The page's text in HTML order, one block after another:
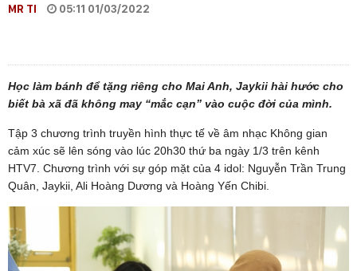
MR TI 05:11 01/03/2022
Học làm bánh để tặng riêng cho Mai Anh, Jaykii hài hước cho
biết bà xã đã không may “mắc cạn” vào cuộc đời của mình.
Tập 3 chương trình truyền hình thực tế về âm nhạc Không gian
cảm xúc sẽ lên sóng vào lúc 20h30 thứ ba ngày 1/3 trên kênh
HTV7. Chương trình với sự góp mặt của 4 idol: Nguyễn Trần Trung
Quân, Jaykii, Ali Hoàng Dương và Hoàng Yến Chibi.